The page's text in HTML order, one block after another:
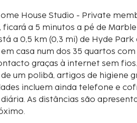
House Studio - Private
ficará a 5 minutos a pé de
casa num dos 35 quartos
graças à internet sem
um polibã, artigos de higiene
incluem ainda telefone e
As distâncias são